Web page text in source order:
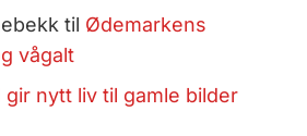
til Ødemarkens
vågalt
gir nytt liv til gamle bilder